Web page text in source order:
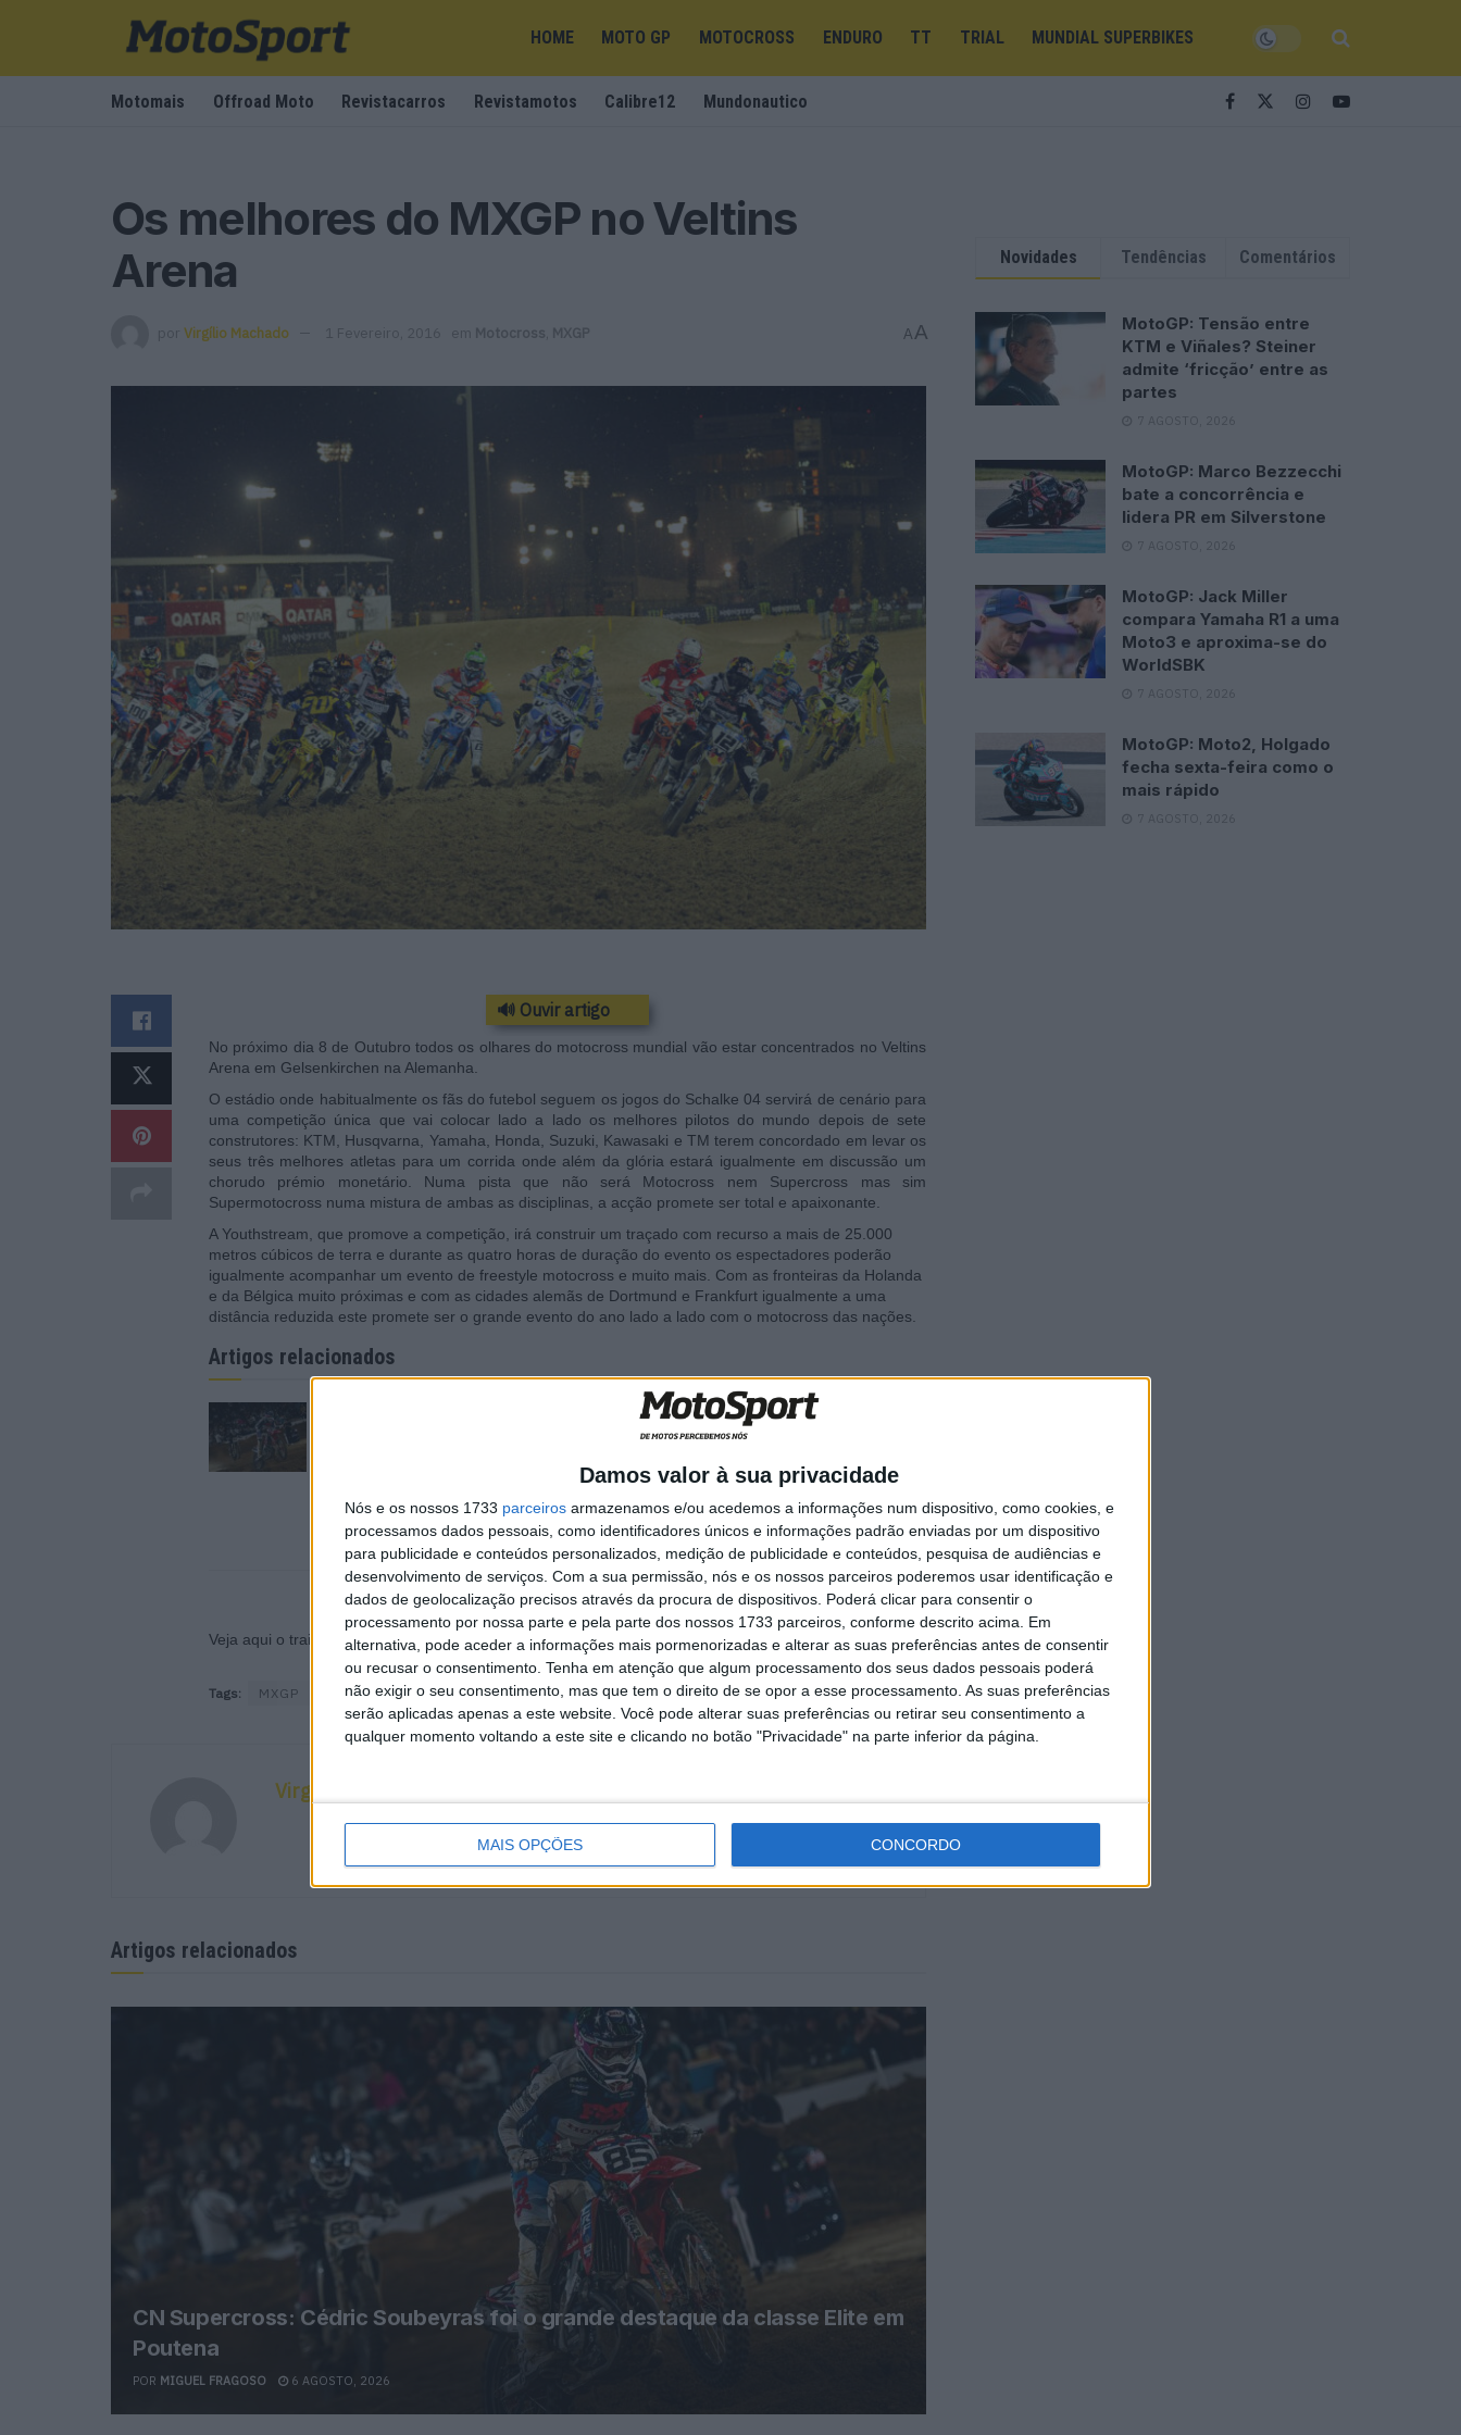
Damos valor à sua privacidade
Nós e os nossos 1733 parceiros armazenamos e/ou acedemos a informações num dispositivo, como cookies, e
processamos dados pessoais, como identificadores únicos e informações padrão enviadas por um dispositivo
para publicidade e conteúdos personalizados, medição de publicidade e conteúdos, pesquisa de audiências e
desenvolvimento de serviços. Com a sua permissão, nós e os nossos parceiros poderemos usar identificação e
dados de geolocalização precisos através da procura de dispositivos. Poderá clicar para consentir o
processamento por nossa parte e pela parte dos nossos 1733 parceiros, conforme descrito acima. Em
alternativa, pode aceder a informações mais pormenorizadas e alterar as suas preferências antes de consentir
ou recusar o consentimento. Tenha em atenção que algum processamento dos seus dados pessoais poderá
não exigir o seu consentimento, mas que tem o direito de se opor a esse processamento. As suas preferências
serão aplicadas apenas a este website. Você pode alterar suas preferências ou retirar seu consentimento a
qualquer momento voltando a este site e clicando no botão "Privacidade" na parte inferior da página.
MAIS OPÇÕES CONCORDO
HOME MOTO GP MOTOCROSS ENDURO TT TRIAL MUNDIAL SUPERBIKES
Motomais Offroad Moto Revistacarros Revistamotos Calibre12 Mundonautico
Os melhores do MXGP no Veltins
Arena
por Virgílio Machado 1 Fevereiro, 2016 em Motocross MXGP AA
🔊 Ouvir artigo
No próximo dia 8 de Outubro todos os olhares do motocross mundial vão estar concentrados no Veltins
Arena em Gelsenkirchen na Alemanha.
O estádio onde habitualmente os fãs do futebol seguem os jogos do Schalke 04 servirá de cenário para
uma competição única que vai colocar lado a lado os melhores pilotos do mundo depois de sete
construtores: KTM, Husqvarna, Yamaha, Honda, Suzuki, Kawasaki e TM terem concordado em levar os
seus três melhores atletas para um corrida onde além da glória estará igualmente em discussão um
chorudo prémio monetário. Numa pista que não será Motocross nem Supercross mas sim
Supermotocross numa mistura de ambas as disciplinas, a acção promete ser total e apaixonante.
A Youthstream, que promove a competição, irá construir um traçado com recurso a mais de 25.000
metros cúbicos de terra e durante as quatro horas de duração do evento os espectadores poderão
igualmente acompanhar um evento de freestyle motocross e muito mais. Com as fronteiras da Holanda
e da Bélgica muito próximas e com as cidades alemãs de Dortmund e Frankfurt igualmente a uma
distância reduzida este promete ser o grande evento do ano lado a lado com o motocross das nações.
Artigos relacionados
MXGP: Herlings imparável na
areia de Lommel; vitória
reforçada
Veja aqui o trailer promocional desta primeira prova de Supermotocross. A não perder!
Tags: MXGP Supermotocross
Virgílio Machado
Artigos relacionados
CN Supercross: Cédric Soubeyras foi o grande destaque da classe Elite em
Poutena
POR MIGUEL FRAGOSO 6 AGOSTO, 2026
Novidades Tendências Comentários
MotoGP: Tensão entre
KTM e Viñales? Steiner
admite ‘fricção’ entre as
partes
7 AGOSTO, 2026
MotoGP: Marco Bezzecchi
bate a concorrência e
lidera PR em Silverstone
7 AGOSTO, 2026
MotoGP: Jack Miller
compara Yamaha R1 a uma
Moto3 e aproxima-se do
WorldSBK
7 AGOSTO, 2026
MotoGP: Moto2, Holgado
fecha sexta-feira como o
mais rápido
7 AGOSTO, 2026